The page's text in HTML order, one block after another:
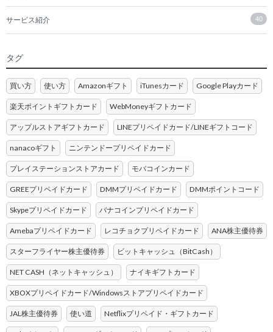
サービス紹介 40
タグ
買い方 使い方 Amazonギフト iTunesカード Google Playカード
楽天ポイントギフトカード WebMoneyギフトカード
アップルストアギフトカード LINEプリペイドカード/LINEギフトコード
nanacoギフト ニンテンドープリペイドカード
プレイステーションストアカード モバコインカード
GREEプリペイドカード DMMプリペイドカード DMMポイントコード
Skypeプリペイドカード バナコインプリペイドカード
Amebaプリペイドカード レコチョクプリペイドカード ANA株主優待券
スターフライヤー株主優待券 ビットキャッシュ（BitCash）
NET CASH（ネットキャッシュ） ナイキギフトカード
XBOXプリペイドカード/Windowsストアプリペイドカード
JAL株主優待券 使い道 Netflixプリペイド・ギフトカード